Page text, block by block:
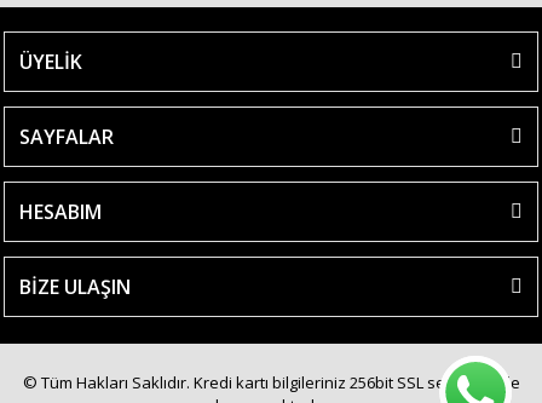
ÜYELİK
SAYFALAR
HESABIM
BİZE ULAŞIN
© Tüm Hakları Saklıdır. Kredi kartı bilgileriniz 256bit SSL sertifikası ile